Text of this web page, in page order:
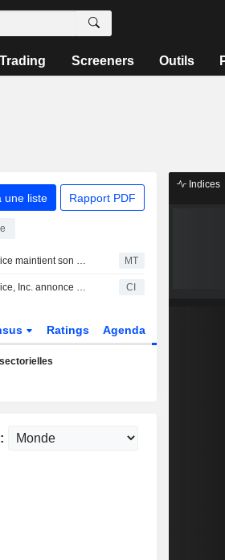
Trading Screeners Outils
une liste Rapport PDF
United Parcel Service maintient son dividende trimestriel à 1,64 dollar par action, payable le 3 septembre aux actionnaires inscrits au 17 août MT
United Parcel Service, Inc. annonce un dividende trimestriel sur l'ensemble des actions de classe A et de classe B, payable le 3 septembre 2026 CI
Ratings Agenda
Indices